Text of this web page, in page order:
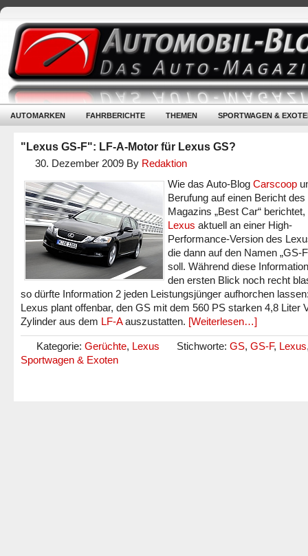
AUTOMARKEN FAHRBERICHTE THEMEN SPORTWAGEN &
"Lexus GS-F": LF-A-Motor für Lexus GS?
30. Dezember 2009 By Redaktion
Wie das Auto-Blog Carscoop
Berufung auf einen Bericht des
Magazins „Best Car“
Lexus aktuell an einer High-
Performance-Version des
die dann auf den Namen „GS-
soll. Während diese
den ersten Blick noch recht
so dürfte Information 2 jeden Leistungsjünger aufhorchen
Lexus plant offenbar, den GS mit dem 560 PS starken 4,8 Liter
Zylinder aus dem LF-Aauszustatten. [Weiterlesen…]
Kategorie: Gerüchte, Lexus Stichworte: GS, GS-F, Lexus
Sportwagen & Exoten